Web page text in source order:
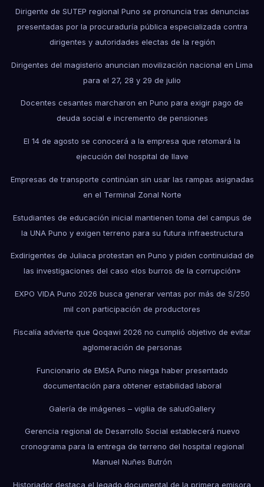
Dirigente de SUTEP regional Puno se pronuncia tras denuncias
presentadas por la procuraduría pública especializada contra
dirigentes y autoridades electas de la región
Dirigentes del magisterio anuncian movilización nacional en Lima
para el 27, 28 y 29 de julio
Docentes cesantes marcharon en Puno para exigir pago de
deuda social e incremento de pensiones
El 14 de agosto se conocerá a la empresa que retomará la
ejecución del hospital de Ilave
Empresas de transporte continúan sin usar las rampas asignadas
en el Terminal Zonal Norte
Estudiantes de educación inicial mantienen toma del campus de
la UNA Puno y exigen terreno para su futura infraestructura
Exdirigentes de Juliaca protestan en Puno y piden continuidad de
las investigaciones del caso «los burros de la corrupción»
EXPO VIDA Puno 2026 busca generar ventas por más de S/250
mil con participación de productores
Fiscalía advierte que Qoqawi 2026 no cumplió objetivo de evitar
aglomeración de personas
Funcionario de EMSA Puno niega haber presentado
documentación para obtener estabilidad laboral
Galería de imágenes – vigilia de saludGallery
Gerencia regional de Desarrollo Social establecerá nuevo
cronograma para la entrega de terreno del hospital regional
Manuel Nuñes Butrón
Historiador destaca el legado documental de la primera emisora